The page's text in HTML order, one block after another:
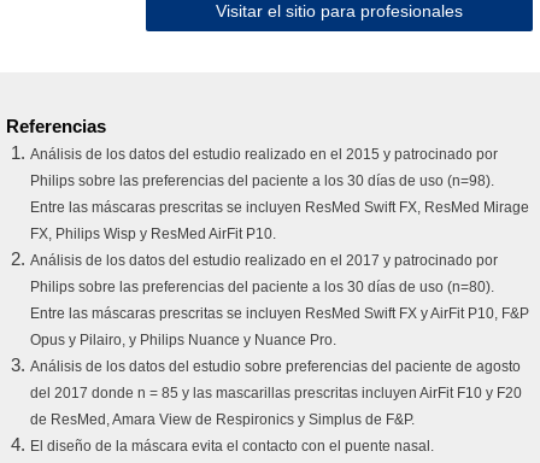
Visitar el sitio para profesionales
Referencias
Análisis de los datos del estudio realizado en el 2015 y patrocinado por
Philips sobre las preferencias del paciente a los 30 días de uso (n=98).
Entre las máscaras prescritas se incluyen ResMed Swift FX, ResMed Mirage
FX, Philips Wisp y ResMed AirFit P10.
Análisis de los datos del estudio realizado en el 2017 y patrocinado por
Philips sobre las preferencias del paciente a los 30 días de uso (n=80).
Entre las máscaras prescritas se incluyen ResMed Swift FX y AirFit P10, F&P
Opus y Pilairo, y Philips Nuance y Nuance Pro.
Análisis de los datos del estudio sobre preferencias del paciente de agosto
del 2017 donde n = 85 y las mascarillas prescritas incluyen AirFit F10 y F20
de ResMed, Amara View de Respironics y Simplus de F&P.
El diseño de la máscara evita el contacto con el puente nasal.